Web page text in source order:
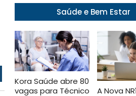
Saúde e Bem Estar
Kora Saúde abre 80
vagas para Técnico
A Nova